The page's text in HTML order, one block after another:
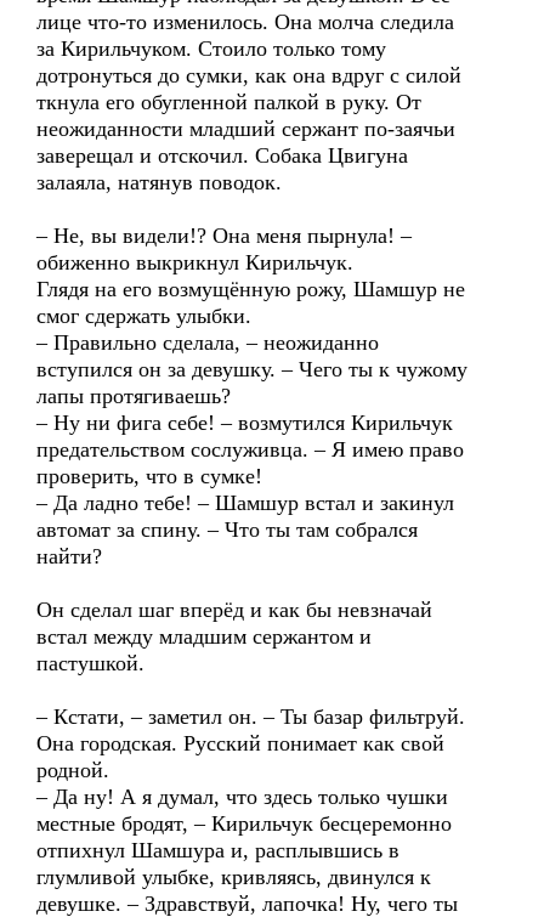
лице что-то изменилось. Она молча следила
за Кирильчуком. Стоило только тому
дотронуться до сумки, как она вдруг с силой
ткнула его обугленной палкой в руку. От
неожиданности младший сержант по-заячьи
заверещал и отскочил. Собака Цвигуна
залаяла, натянув поводок.
– Не, вы видели!? Она меня пырнула! –
обиженно выкрикнул Кирильчук.
Глядя на его возмущённую рожу, Шамшур не
смог сдержать улыбки.
– Правильно сделала, – неожиданно
вступился он за девушку. – Чего ты к чужому
лапы протягиваешь?
– Ну ни фига себе! – возмутился Кирильчук
предательством сослуживца. – Я имею право
проверить, что в сумке!
– Да ладно тебе! – Шамшур встал и закинул
автомат за спину. – Что ты там собрался
найти?
Он сделал шаг вперёд и как бы невзначай
встал между младшим сержантом и
пастушкой.
– Кстати, – заметил он. – Ты базар фильтруй.
Она городская. Русский понимает как свой
родной.
– Да ну! А я думал, что здесь только чушки
местные бродят, – Кирильчук бесцеремонно
отпихнул Шамшура и, расплывшись в
глумливой улыбке, кривляясь, двинулся к
девушке. – Здравствуй, лапочка! Ну, чего ты